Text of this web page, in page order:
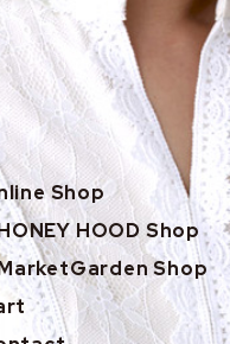
Shop
HOOD Shop
Shop